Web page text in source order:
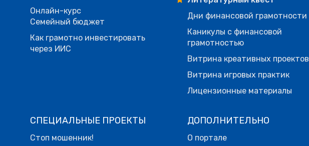
Онлайн-курс
Семейный бюджет
Как грамотно инвестировать
через ИИС
Дни финансовой грамотности
Каникулы с финансовой
грамотностью
Витрина креативных проектов
Витрина игровых практик
Лицензионные материалы
СПЕЦИАЛЬНЫЕ ПРОЕКТЫ
Стоп мошенник!
ДОПОЛНИТЕЛЬНО
О портале